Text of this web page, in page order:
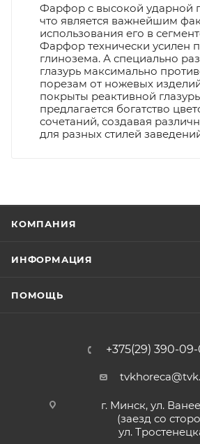
Фарфор с высокой ударной
что является важнейшим
использования его в
Фарфор технически усилен
глинозема. А специально
глазурь максимально
порезам от ножевых
покрыты реактивной
предлагается богатство
сочетаний, создавая
для разных стилей
КОМПАНИЯ
ИНФОРМАЦИЯ
ПОМОЩЬ
+375(29) 390-
г. Минск, ул.
(заезд со
ул.